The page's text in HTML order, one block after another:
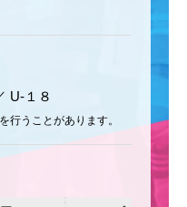
U-１８
行うことがあります。